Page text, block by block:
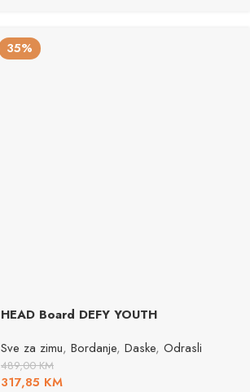
35%
HEAD Board DEFY YOUTH
Sve za zimu, Bordanje, Daske, Odrasli
489,00KM
317,85 KM